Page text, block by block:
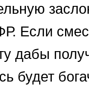
Если
дабы
будет